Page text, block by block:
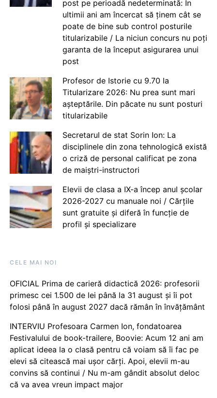
post pe perioadă nedeterminată: În
ultimii ani am încercat să ținem cât se
poate de bine sub control posturile
titularizabile / La niciun concurs nu poți
garanta de la început asigurarea unui
post
Profesor de Istorie cu 9.70 la
Titularizare 2026: Nu prea sunt mari
așteptările. Din păcate nu sunt posturi
titularizabile
Secretarul de stat Sorin Ion: La
disciplinele din zona tehnologică există
o criză de personal calificat pe zona
de maiștri-instructori
Elevii de clasa a IX-a încep anul școlar
2026-2027 cu manuale noi / Cărțile
sunt gratuite și diferă în funcție de
profil și specializare
CELE MAI NOI
OFICIAL Prima de carieră didactică 2026: profesorii
primesc cei 1.500 de lei până la 31 august și îi pot
folosi până în august 2027 dacă rămân în învățământ
INTERVIU Profesoara Carmen Ion, fondatoarea
Festivalului de book-trailere, Boovie: Acum 12 ani am
aplicat ideea la o clasă pentru că voiam să îi fac pe
elevi să citească mai ușor cărți. Apoi, elevii m-au
convins să continui / Nu m-am gândit absolut deloc
că va avea vreun impact major